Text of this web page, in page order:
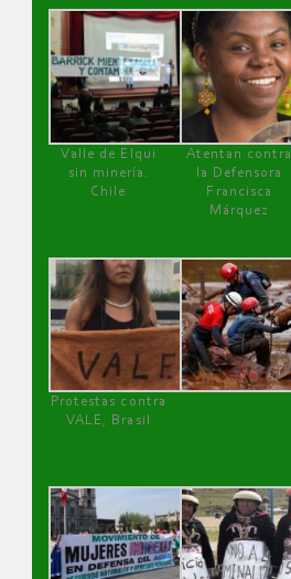
Valle de Elqui
sin minería.
Chile
Atentan contra
la Defensora
Francisca
Márquez
Protestas contra
VALE, Brasil